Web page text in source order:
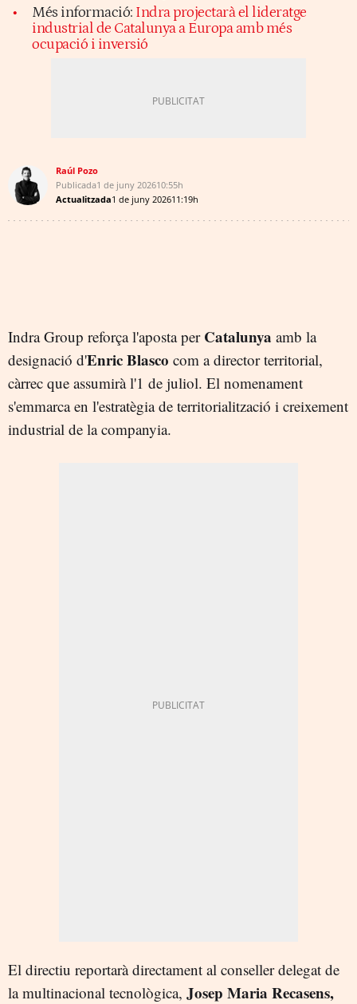
Més informació: Indra projectarà el lideratge
industrial de Catalunya a Europa amb més
ocupació i inversió
Raúl Pozo
Publicada1 de juny 202610:55h
Actualitzada1 de juny 202611:19h
Indra Group reforça l'aposta per Catalunya amb la
designació d'Enric Blasco com a director territorial,
càrrec que assumirà l'1 de juliol. El nomenament
s'emmarca en l'estratègia de territorialització i creixement
industrial de la companyia.
El directiu reportarà directament al conseller delegat de
la multinacional tecnològica, Josep Maria Recasens,